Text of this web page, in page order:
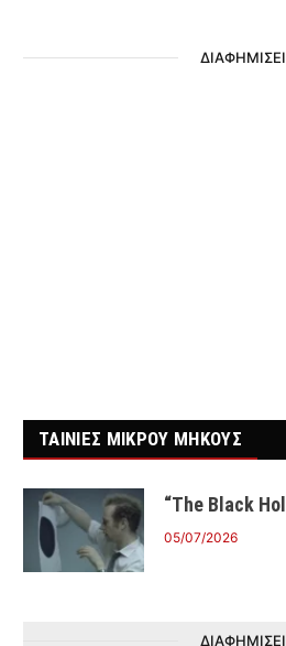
ΤΑΙΝΙΕΣ ΜΙΚΡΟΥ ΜΗΚΟΥΣ
“The Black
05/07/2026